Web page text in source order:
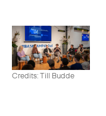
Credits: Till Budde